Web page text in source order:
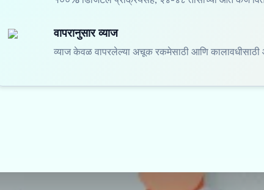
वापरानुसार व्याज
व्याज केवळ वापरलेल्या अचूक रकमेसाठी आणि